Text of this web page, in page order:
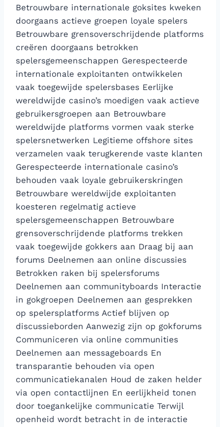
Betrouwbare internationale goksites kweken
doorgaans actieve groepen loyale spelers
Betrouwbare grensoverschrijdende platforms
creëren doorgaans betrokken
spelersgemeenschappen Gerespecteerde
internationale exploitanten ontwikkelen
vaak toegewijde spelersbases Eerlijke
wereldwijde casino’s moedigen vaak actieve
gebruikersgroepen aan Betrouwbare
wereldwijde platforms vormen vaak sterke
spelersnetwerken Legitieme offshore sites
verzamelen vaak terugkerende vaste klanten
Gerespecteerde internationale casino’s
behouden vaak loyale gebruikerskringen
Betrouwbare wereldwijde exploitanten
koesteren regelmatig actieve
spelersgemeenschappen Betrouwbare
grensoverschrijdende platforms trekken
vaak toegewijde gokkers aan Draag bij aan
forums Deelnemen aan online discussies
Betrokken raken bij spelersforums
Deelnemen aan communityboards Interactie
in gokgroepen Deelnemen aan gesprekken
op spelersplatforms Actief blijven op
discussieborden Aanwezig zijn op gokforums
Communiceren via online communities
Deelnemen aan messageboards En
transparantie behouden via open
communicatiekanalen Houd de zaken helder
via open contactlijnen En eerlijkheid tonen
door toegankelijke communicatie Terwijl
openheid wordt betracht in de interactie